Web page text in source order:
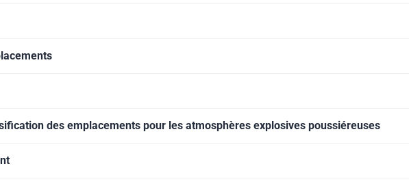
des emplacements pour les atmosphères explosives poussiéreuses